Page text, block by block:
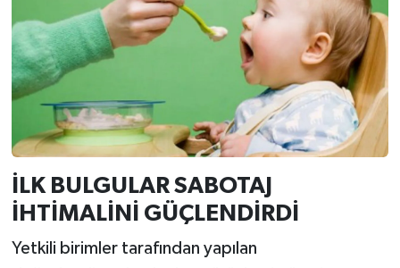
İLK BULGULAR SABOTAJ
İHTİMALİNİ GÜÇLENDİRDİ
Yetkili birimler tarafından yapılan